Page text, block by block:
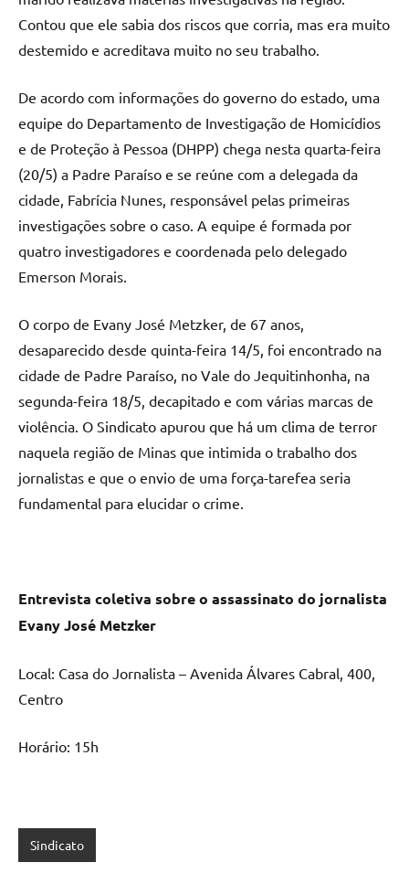
Contou que ele sabia dos riscos que corria, mas era muito
destemido e acreditava muito no seu trabalho.
De acordo com informações do governo do estado, uma
equipe do Departamento de Investigação de Homicídios
e de Proteção à Pessoa (DHPP) chega nesta quarta-feira
(20/5) a Padre Paraíso e se reúne com a delegada da
cidade, Fabrícia Nunes, responsável pelas primeiras
investigações sobre o caso. A equipe é formada por
quatro investigadores e coordenada pelo delegado
Emerson Morais.
O corpo de Evany José Metzker, de 67 anos,
desaparecido desde quinta-feira 14/5, foi encontrado na
cidade de Padre Paraíso, no Vale do Jequitinhonha, na
segunda-feira 18/5, decapitado e com várias marcas de
violência. O Sindicato apurou que há um clima de terror
naquela região de Minas que intimida o trabalho dos
jornalistas e que o envio de uma força-tarefea seria
fundamental para elucidar o crime.
Entrevista coletiva sobre o assassinato do jornalista
Evany José Metzker
Local: Casa do Jornalista – Avenida Álvares Cabral, 400,
Centro
Horário: 15h
Sindicato